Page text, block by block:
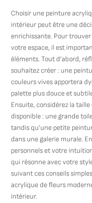
Choisir une peinture
intérieur peut être une
enrichissante. Pour
votre espace, il est
éléments. Tout d’abord,
souhaitez créer : une
couleurs vives apportera
palette plus douce et
Ensuite, considérez la taille
disponible : une grande
tandis qu’une petite
dans une galerie murale.
personnels et votre
qui résonne avec votre
suivant ces conseils
acrylique de fleurs
intérieur.